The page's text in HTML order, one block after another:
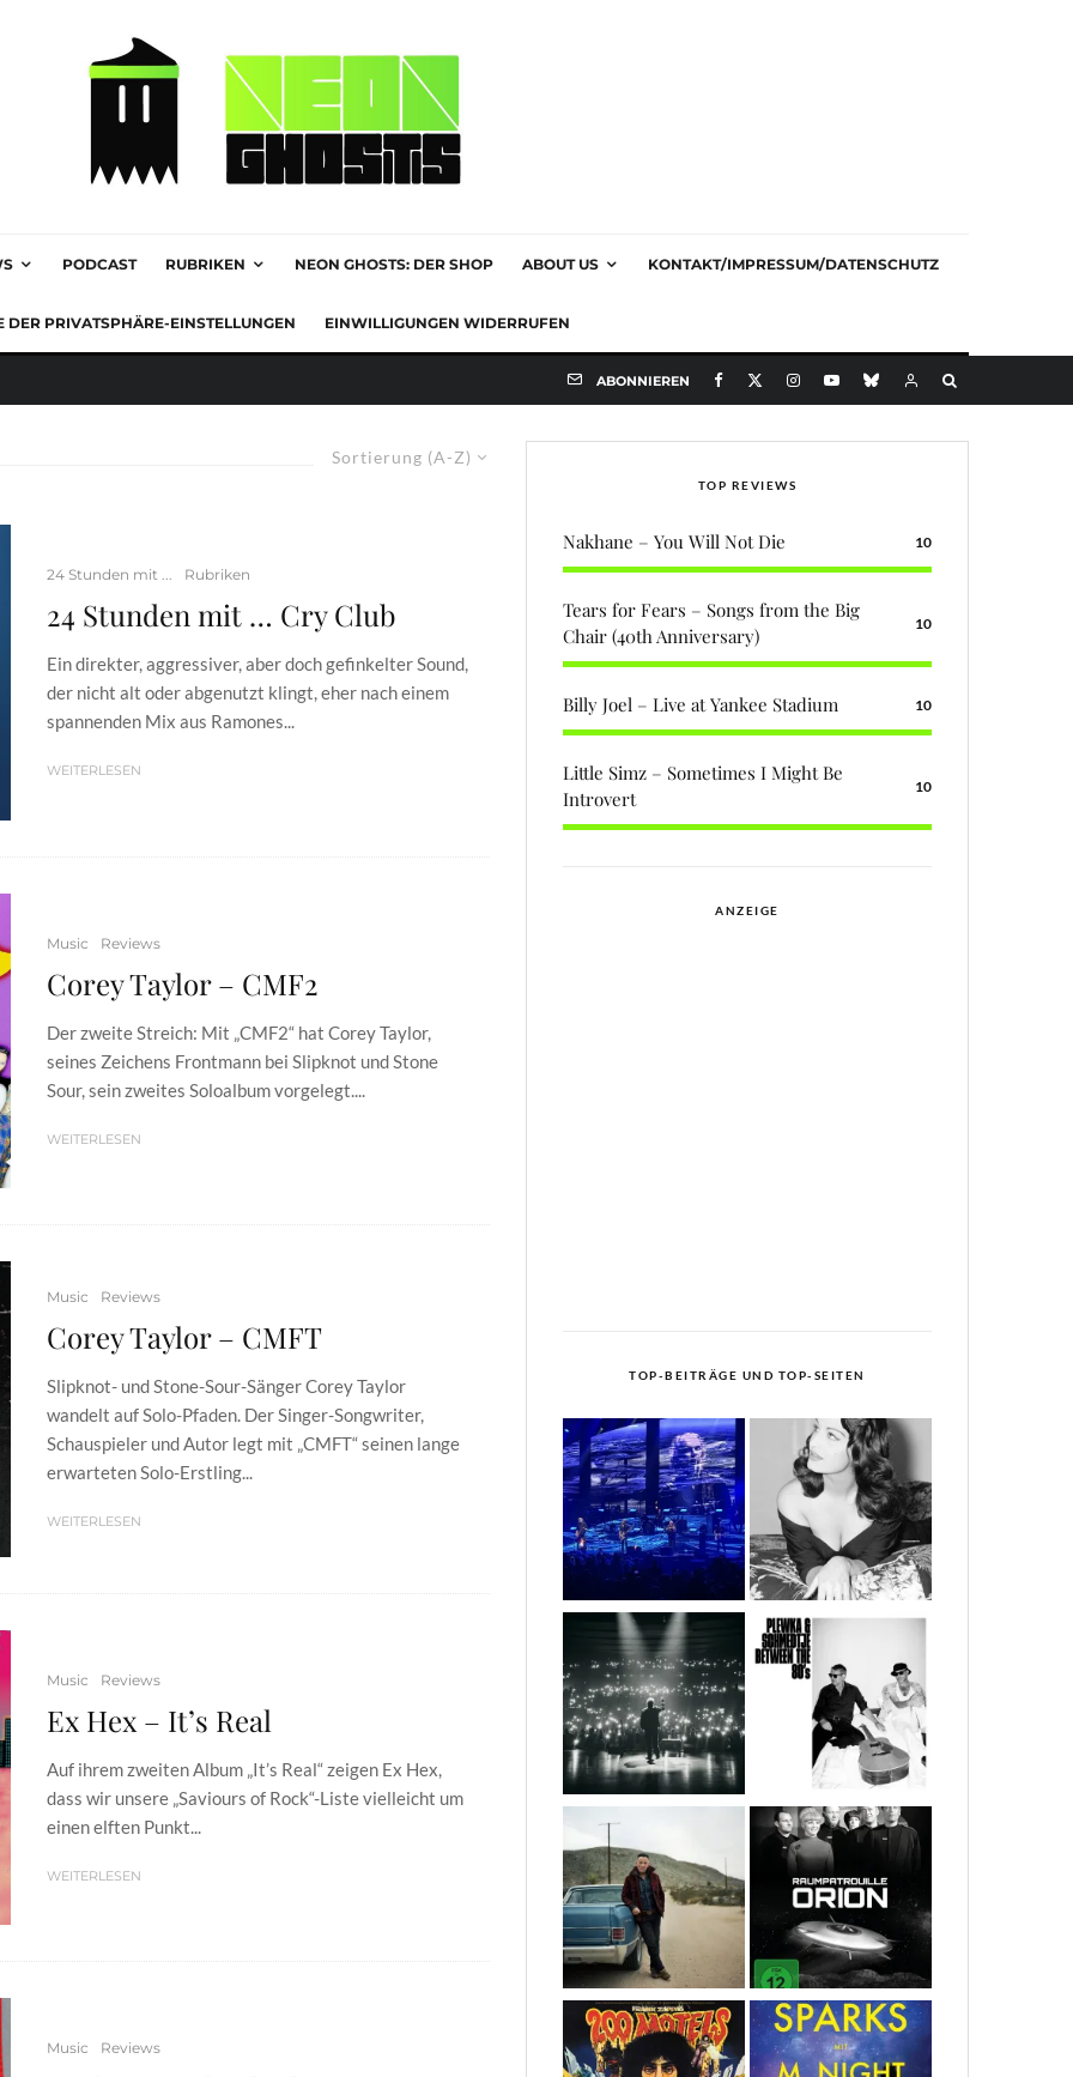
PODCAST RUBRIKEN NEON GHOSTS: DER SHOP ABOUT US KONTAKT/IMPRESSUM/DATENSCHUTZ
DER PRIVATSPHÄRE-EINSTELLUNGEN EINWILLIGUNGEN WIDERRUFEN
ABONNIEREN
Sortierung (A-Z)
24 Stunden mit ... Rubriken
24 Stunden mit … Cry Club
Ein direkter, aggressiver, aber doch gefinkelter Sound,
der nicht alt oder abgenutzt klingt, eher nach einem
spannenden Mix aus Ramones...
WEITERLESEN
Music Reviews
Corey Taylor – CMF2
Der zweite Streich: Mit „CMF2“ hat Corey Taylor,
seines Zeichens Frontmann bei Slipknot und Stone
Sour, sein zweites Soloalbum vorgelegt....
WEITERLESEN
Music Reviews
Corey Taylor – CMFT
Slipknot- und Stone-Sour-Sänger Corey Taylor
wandelt auf Solo-Pfaden. Der Singer-Songwriter,
Schauspieler und Autor legt mit „CMFT“ seinen lange
erwarteten Solo-Erstling...
WEITERLESEN
Music Reviews
Ex Hex – It’s Real
Auf ihrem zweiten Album „It’s Real“ zeigen Ex Hex,
dass wir unsere „Saviours of Rock“-Liste vielleicht um
einen elften Punkt...
WEITERLESEN
Music Reviews
TOP REVIEWS
Nakhane – You Will Not Die 10
Tears for Fears – Songs from the Big
Chair (40th Anniversary)
10
Billy Joel – Live at Yankee Stadium 10
Little Simz – Sometimes I Might Be
Introvert
10
ANZEIGE
TOP-BEITRÄGE UND TOP-SEITEN